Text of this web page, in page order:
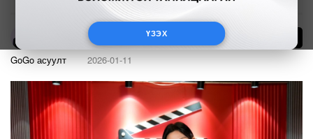
ҮЗЭХ
GoGo асуулт 2026-01-11